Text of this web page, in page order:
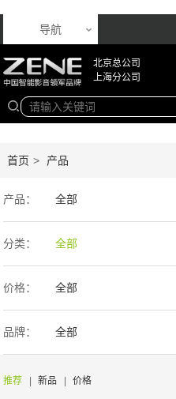
导航
北京总公司
上海分公司
首页 > 产品
产品： 全部
音响产品
专业扩声音箱
声学产品
周边产品
分类： 全部
入墙音响
价格： 全部
3000-9999
5万-15万
品牌： 全部
Wisdom
推荐 | 新品 | 价格